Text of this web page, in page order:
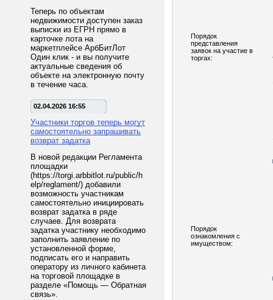
Теперь по объектам
недвижимости доступен заказ
выписки из ЕГРН прямо в
карточке лота на
маркетплейсе АрбБитЛот
Один клик - и вы получите
актуальные сведения об
объекте на электронную почту
в течение часа.
02.04.2026 16:55
Участники торгов теперь могут
самостоятельно запрашивать
возврат задатка
В новой редакции Регламента
площадки
(https://torgi.arbbitlot.ru/public/h
elp/reglament/) добавили
возможность участникам
самостоятельно инициировать
возврат задатка в ряде
случаев. Для возврата
задатка участнику необходимо
заполнить заявление по
установленной форме,
подписать его и направить
оператору из личного кабинета
на торговой площадке в
разделе «Помощь — Обратная
связь».
Порядок
представления
заявок на участие в
торгах:
Порядок
ознакомления с
имуществом: